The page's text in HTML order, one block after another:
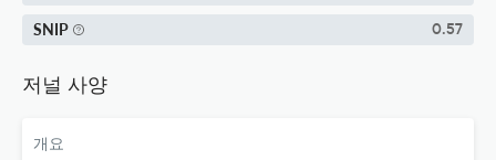
SNIP 0.57
저널 사양
개요